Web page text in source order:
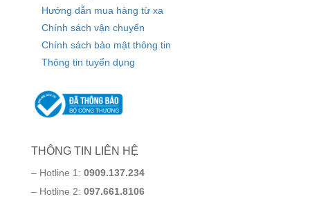
Hướng dẫn mua hàng từ xa
Chính sách vận chuyển
Chính sách bảo mật thông tin
Thông tin tuyển dụng
THÔNG TIN LIÊN HỆ
– Hotline 1: 0909.137.234
– Hotline 2: 097.661.8106